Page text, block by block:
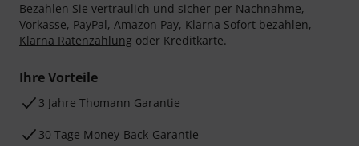
Bezahlen Sie vertraulich und sicher per Nachnahme,
Vorkasse, PayPal, Amazon Pay, Klarna Sofort bezahlen,
Klarna Ratenzahlung oder Kreditkarte.
Ihre Vorteile
3 Jahre Thomann Garantie
30 Tage Money-Back-Garantie